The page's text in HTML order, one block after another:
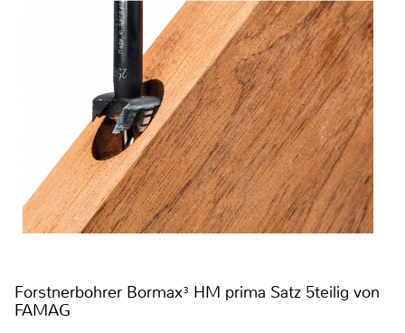
Forstnerbohrer Bormax³ HM prima Satz 5teilig von
FAMAG